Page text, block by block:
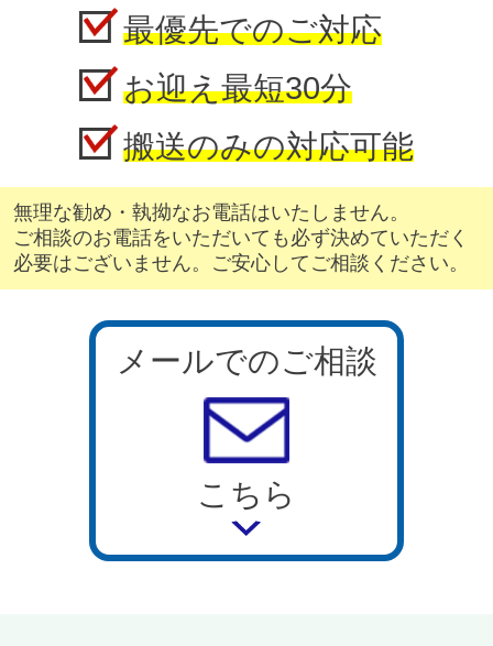
最優先でのご対応
お迎え最短30分
搬送のみの対応可能
無理な勧め・執拗なお電話はいたしません。
ご相談のお電話をいただいても必ず決めていただく
必要はございません。ご安心してご相談ください。
メールでのご相談
こちら